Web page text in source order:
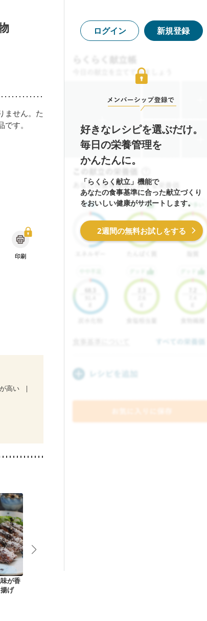
ません。た
す。
印刷
高い
が香
げ
ログイン 新規登録
好きなレシピを選ぶだけ。
毎日の栄養管理を
かんたんに。
「らくらく献立」機能で
あなたの食事基準に合った献立づくり
をおいしい健康がサポートします。
2週間の無料お試しをする